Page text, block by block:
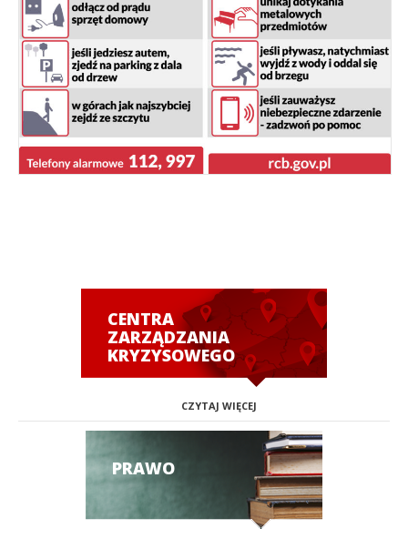
CENTRA
ZARZĄDZANIA
KRYZYSOWEGO
CZYTAJ WIĘCEJ
PRAWO